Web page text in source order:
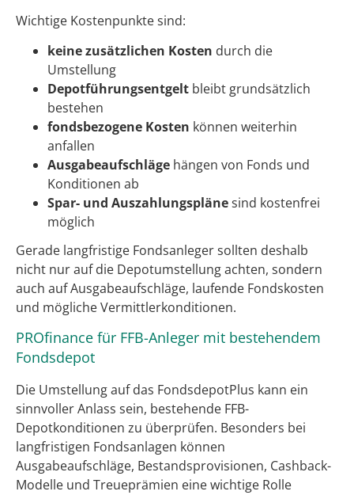
Wichtige Kostenpunkte sind:
keine zusätzlichen Kosten durch die
Umstellung
Depotführungsentgelt bleibt grundsätzlich
bestehen
fondsbezogene Kosten können weiterhin
anfallen
Ausgabeaufschläge hängen von Fonds und
Konditionen ab
Spar- und Auszahlungsplänesind kostenfrei
möglich
Gerade langfristige Fondsanleger sollten deshalb
nicht nur auf die Depotumstellung achten, sondern
auch auf Ausgabeaufschläge, laufende Fondskosten
und mögliche Vermittlerkonditionen.
PROfinance für FFB-Anleger mit bestehendem
Fondsdepot
Die Umstellung auf das FondsdepotPlus kann ein
sinnvoller Anlass sein, bestehende FFB-
Depotkonditionen zu überprüfen. Besonders bei
langfristigen Fondsanlagen können
Ausgabeaufschläge, Bestandsprovisionen, Cashback-
Modelle und Treueprämien eine wichtige Rolle